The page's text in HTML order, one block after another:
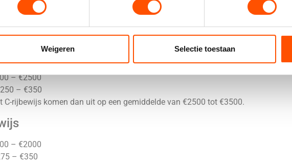
Weigeren Selectie toestaan
van jerijbewijs verschillen per rijschool en hoeveel lessen je nodig hebt.
€100
– €100 per onderdeel
– €2500
– €350
C-rijbewijs komen dan uit op een gemiddelde van €2500 tot €3500.
– €2000
– €350